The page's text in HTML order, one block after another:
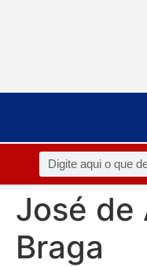
José de
Braga